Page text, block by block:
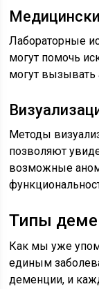
Лабораторные
могут помочь
могут
Методы
позволяют
возможные
Типы
Как мы уже
единым
деменции, и